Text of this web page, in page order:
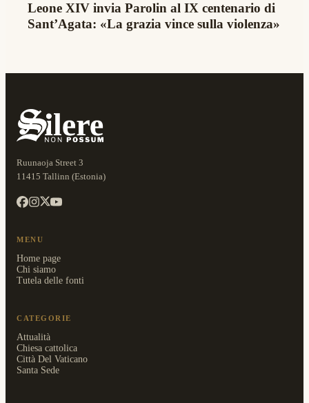
Leone XIV invia Parolin al IX centenario di
Sant’Agata: «La grazia vince sulla violenza»
Ruunaoja Street 3
11415 Tallinn (Estonia)
MENU
Home page
Chi siamo
Tutela delle fonti
CATEGORIE
Attualità
Chiesa cattolica
Città Del Vaticano
Santa Sede